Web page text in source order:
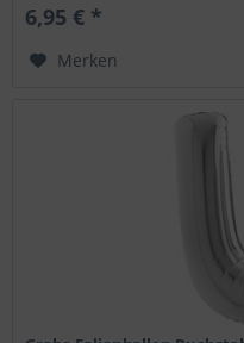
6,95 € *
Merken